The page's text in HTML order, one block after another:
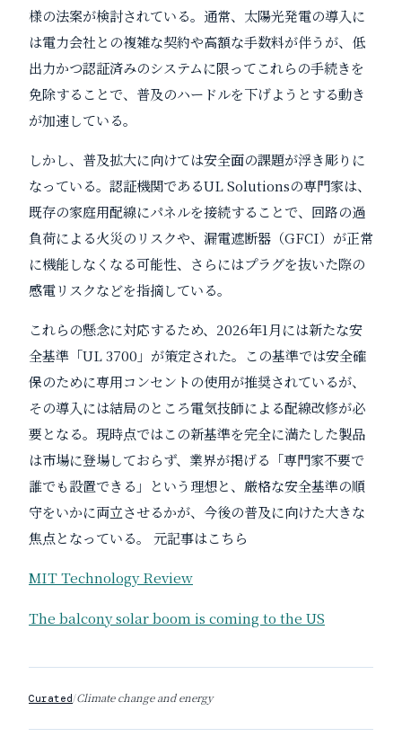
様の法案が検討されている。通常、太陽光発電の導入に
は電力会社との複雑な契約や高額な手数料が伴うが、低
出力かつ認証済みのシステムに限ってこれらの手続きを
免除することで、普及のハードルを下げようとする動き
が加速している。
しかし、普及拡大に向けては安全面の課題が浮き彫りに
なっている。認証機関であるUL Solutionsの専門家は、
既存の家庭用配線にパネルを接続することで、回路の過
負荷による火災のリスクや、漏電遮断器（GFCI）が正常
に機能しなくなる可能性、さらにはプラグを抜いた際の
感電リスクなどを指摘している。
これらの懸念に対応するため、2026年1月には新たな安
全基準「UL 3700」が策定された。この基準では安全確
保のために専用コンセントの使用が推奨されているが、
その導入には結局のところ電気技師による配線改修が必
要となる。現時点ではこの新基準を完全に満たした製品
は市場に登場しておらず、業界が掲げる「専門家不要で
誰でも設置できる」という理想と、厳格な安全基準の順
守をいかに両立させるかが、今後の普及に向けた大きな
焦点となっている。
元記事はこちら
MIT Technology Review
The balcony solar boom is coming to the US
Curated/Climate change and energy